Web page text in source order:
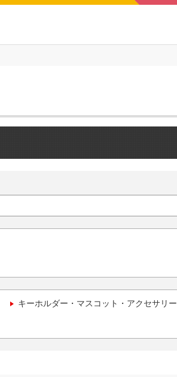
キーホルダー・マスコット・アクセサリー